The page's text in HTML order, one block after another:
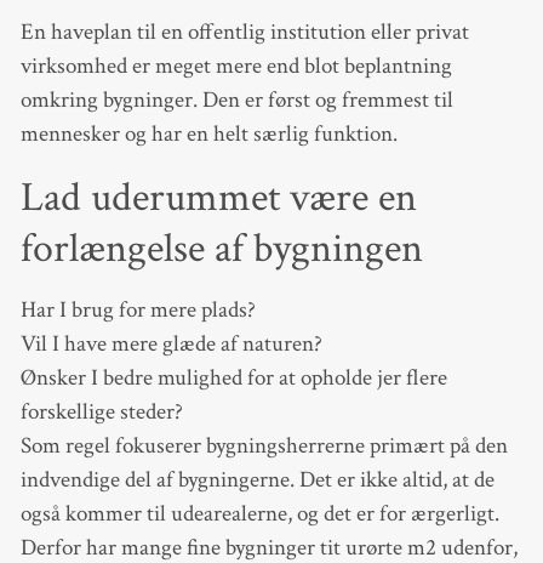
En haveplan til en offentlig institution eller privat
virksomhed er meget mere end blot beplantning
omkring bygninger. Den er først og fremmest til
mennesker og har en helt særlig funktion.
Lad uderummet være en
forlængelse af bygningen
Har I brug for mere plads?
Vil I have mere glæde af naturen?
Ønsker I bedre mulighed for at opholde jer flere
forskellige steder?
Som regel fokuserer bygningsherrerne primært på den
indvendige del af bygningerne. Det er ikke altid, at de
også kommer til udearealerne, og det er for ærgerligt.
Derfor har mange fine bygninger tit urørte m2 udenfor,